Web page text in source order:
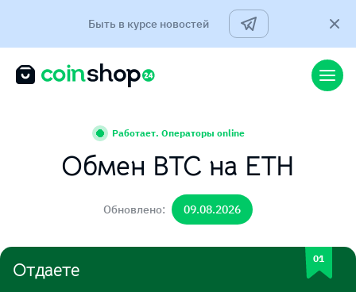
Быть в курсе новостей
Работает. Операторы online
Обмен BTC на ETH
Обновлено: 09.08.2026
Отдаете